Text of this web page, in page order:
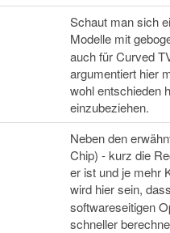
Schaut man sich
Modelle mit
auch für Curved
argumentiert hier
wohl entschieden
einzubeziehen.
Neben den
Chip) - kurz die
er ist und je mehr
wird hier sein, dass
softwareseitigen
schneller